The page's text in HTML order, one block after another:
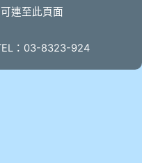
：03-8323-924